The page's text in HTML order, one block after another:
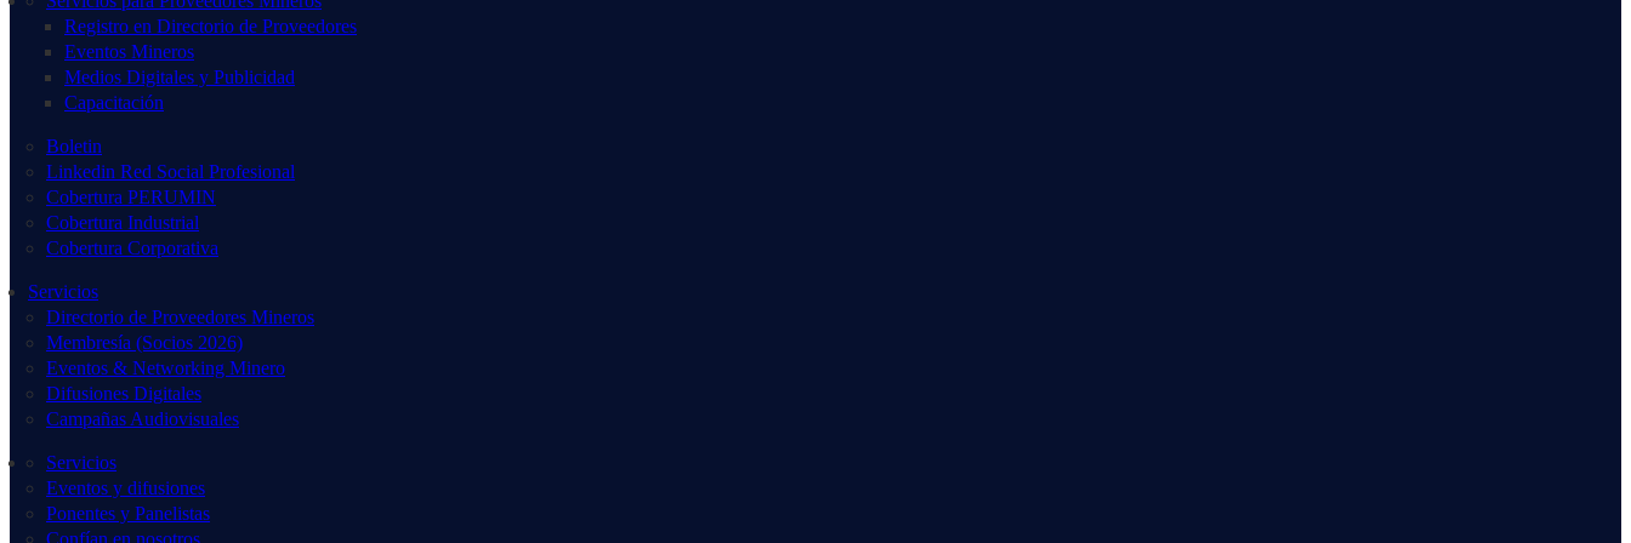
Registro en Directorio de Proveedores
Eventos Mineros
Medios Digitales y Publicidad
Capacitación
Boletin
Linkedin Red Social Profesional
Cobertura PERUMIN
Cobertura Industrial
Cobertura Corporativa
Servicios
Directorio de Proveedores Mineros
Membresía (Socios 2026)
Eventos & Networking Minero
Difusiones Digitales
Campañas Audiovisuales
Servicios
Eventos y difusiones
Ponentes y Panelistas
Confían en nosotros